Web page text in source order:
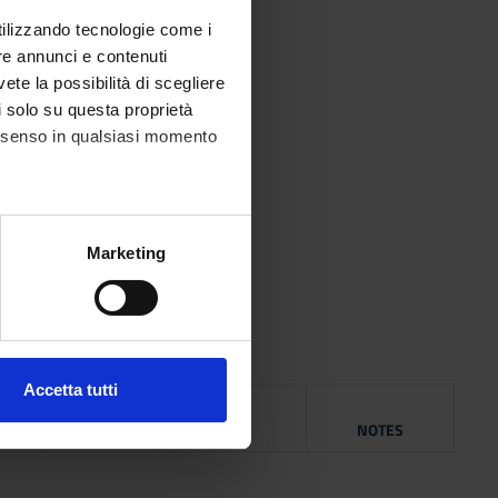
tecnologie come i
annunci e contenuti
la possibilità di scegliere
su questa proprietà
in qualsiasi momento
metro,Marketing
Accetta tutti
YEAR ISBN NOTES